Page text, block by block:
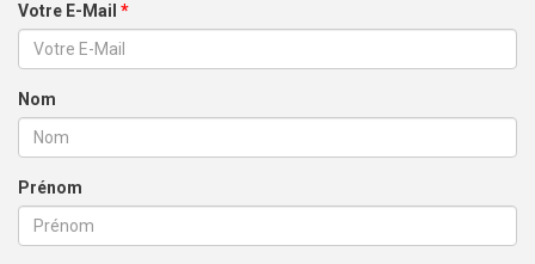
Votre E-Mail *
Nom
Prénom